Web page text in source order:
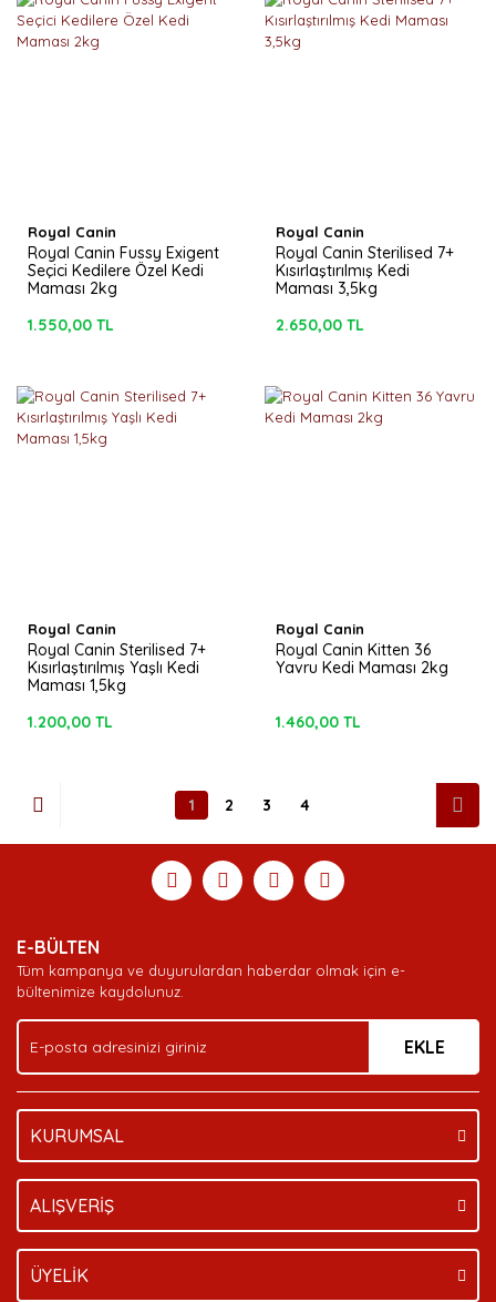
Royal Canin
Royal Canin Fussy Exigent
Seçici Kedilere Özel Kedi
Maması 2kg
1.550,00 TL
Royal Canin
Royal Canin Sterilised 7+
Kısırlaştırılmış Kedi
Maması 3,5kg
2.650,00 TL
Royal Canin
Royal Canin Sterilised 7+
Kısırlaştırılmış Yaşlı Kedi
Maması 1,5kg
1.200,00 TL
Royal Canin
Royal Canin Kitten 36
Yavru Kedi Maması 2kg
1.460,00 TL
1 2 3 4
E-BÜLTEN
Tüm kampanya ve duyurulardan haberdar olmak için e-
bültenimize kaydolunuz.
EKLE
KURUMSAL
ALIŞVERİŞ
ÜYELİK